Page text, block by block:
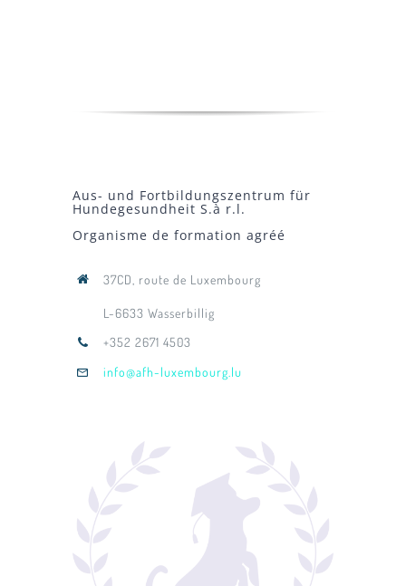
Aus- und Fortbildungszentrum für
Hundegesundheit S.à r.l.
Organisme de formation agréé
37CD, route de Luxembourg
L-6633 Wasserbillig
+352 2671 4503
info@afh-luxembourg.lu